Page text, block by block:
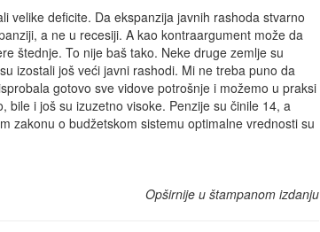
velike deficite. Da ekspanzija javnih rashoda stvarno
a ne u recesiji. A kao kontraargument može da
štednje. To nije baš tako. Neke druge zemlje su
izostali još veći javni rashodi. Mi ne treba puno da
gotovo sve vidove potrošnje i možemo u praksi
i još su izuzetno visoke. Penzije su činile 14, a
zakonu o budžetskom sistemu optimalne vrednosti su
Opširnije u štampanom izdanju